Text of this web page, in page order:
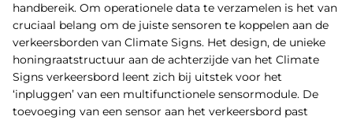
handbereik. Om operationele data te verzamelen is het van
cruciaal belang om de juiste sensoren te koppelen aan de
verkeersborden van Climate Signs. Het design, de unieke
honingraatstructuur aan de achterzijde van het Climate
Signs verkeersbord leent zich bij uitstek voor het
‘inpluggen’ van een multifunctionele sensormodule. De
toevoeging van een sensor aan het verkeersbord past